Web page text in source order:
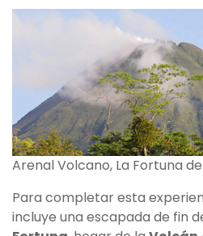
Arenal Volcano, La Fortuna
Para completar esta
incluye una escapada de fin